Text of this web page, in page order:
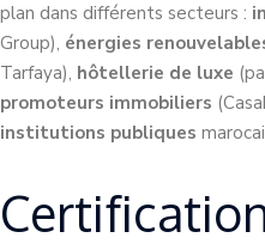
plan dans différents secteurs :
Group), énergies
Tarfaya), hôtellerie de luxe
promoteurs immobiliers
institutions publiques